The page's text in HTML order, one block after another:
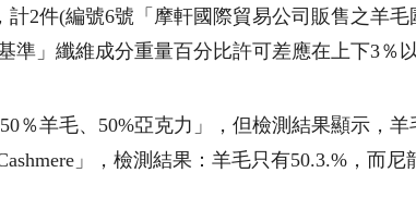
2件(編號6號「摩軒國際貿易公司販售之羊
」纖維成分重量百分比許可差應在上下3％以
％羊毛、50%亞克力」，但檢測結果顯示，
」，檢測結果：羊毛只有50.3.%，而尼